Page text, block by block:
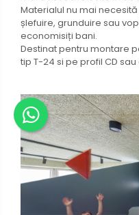
Materialul nu mai
șlefuire, grunduire sau
economisiți bani.
Destinat pentru montare
tip T-24 si pe profil CD